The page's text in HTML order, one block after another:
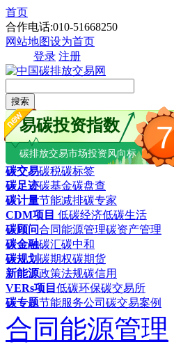
首页
合作电话:010-51668250
网站地图设为首页
登录 注册
搜索
7
易碳投资指数
碳排放交易市场投资风向标
碳交易碳税碳标签
碳足迹碳基金碳盘查
碳计量节能减排碳专家
CDM项目 低碳经济低碳生活
碳顾问合同能源管理碳资产管理
碳金融碳汇碳中和
碳规划碳期权碳期货
新能源政策法规碳信用
VERs项目 低碳环保碳交易所
碳专题节能服务公司 碳交易案例
合同能源管理